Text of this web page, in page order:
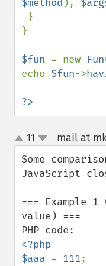
$method ),
}
$fun = new Fun
echo $fun->
?>
up
down
11 mail at
Some
JavaScript
=== Example
value) ===
<?php
$aaa = 111